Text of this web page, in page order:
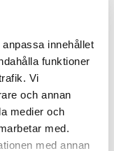
innehållet
funktioner
Vi
och annan
medier och
med.
med annan
look and very
great effects.
model
applicable, and
as well as